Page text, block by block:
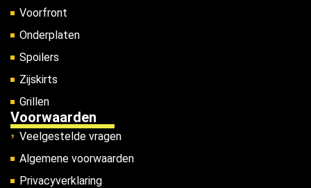
Voorfront
Onderplaten
Spoilers
Zijskirts
Grillen
Voorwaarden
Veelgestelde vragen
Algemene voorwaarden
Privacyverklaring